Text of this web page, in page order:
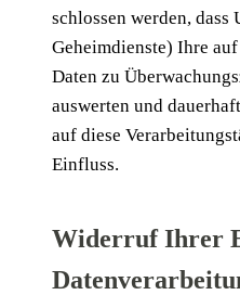
schlos­sen wer­den, dass
Geheim­diens­te) Ihre
Daten zu
aus­wer­ten und
auf die­se
Einfluss.
Widerruf Ihrer